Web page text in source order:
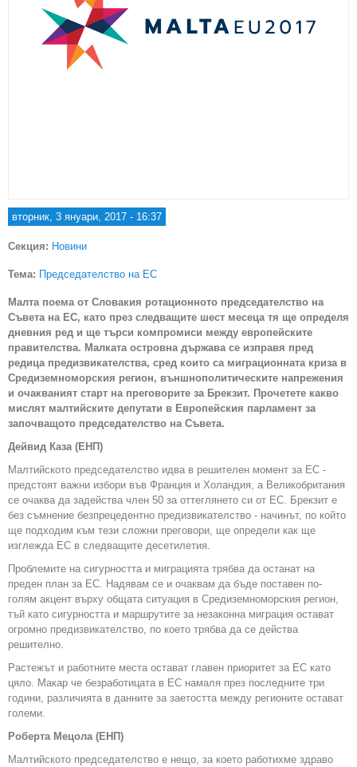
вторник, 3 януари, 2017 - 16:37
Секция: Новини
Тема: Председателство на ЕС
Малта поема от Словакия ротационното председателство на
Съвета на ЕС, като през следващите шест месеца тя ще определя
дневния ред и ще търси компромиси между европейските
правителства. Малката островна държава се изправя пред
редица предизвикателства, сред които са миграционната криза в
Средиземноморския регион, външнополитическите напрежения
и очакваният старт на преговорите за Брекзит. Прочетете какво
мислят малтийските депутати в Европейския парламент за
започващото председателство на Съвета.
Дейвид Каза (ЕНП)
Малтийското председателство идва в решителен момент за ЕС -
предстоят важни избори във Франция и Холандия, а Великобритания
се очаква да задейства член 50 за оттеглянето си от ЕС. Брекзит е
без съмнение безпрецедентно предизвикателство - начинът, по който
ще подходим към тези сложни преговори, ще определи как ще
изглежда ЕС в следващите десетилетия.
Проблемите на сигурността и миграцията трябва да останат на
преден план за ЕС. Надявам се и очаквам да бъде поставен по-
голям акцент върху общата ситуация в Средиземноморския регион,
тъй като сигурността и маршрутите за незаконна миграция остават
огромно предизвикателство, по което трябва да се действа
решително.
Растежът и работните места остават главен приоритет за ЕС като
цяло. Макар че безработицата в ЕС намаля през последните три
години, различията в данните за заетостта между регионите остават
големи.
Роберта Мецола (ЕНП)
Малтийското председателство е нещо, за което работихме здраво